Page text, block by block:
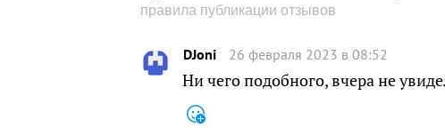
правила публикации отзывов
DJoni 26 февраля 2023 в 08:52
Ни чего подобного, вчера не